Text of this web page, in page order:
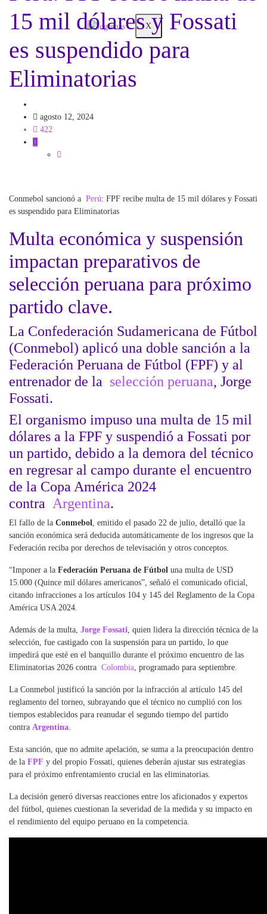
X
15 mil dólares y Fossati
es suspendido para
Eliminatorias
agosto 12, 2024
422
Conmebol sancionó a Perú: FPF recibe multa de 15 mil dólares y Fossati
es suspendido para Eliminatorias
Multa económica y suspensión
impactan preparativos de
selección peruana para próximo
partido clave.
La Confederación Sudamericana de Fútbol
(Conmebol) aplicó una doble sanción a la
Federación Peruana de Fútbol (FPF) y al
entrenador de la selección peruana, Jorge
Fossati.
El organismo impuso una multa de 15 mil
dólares a la FPF y suspendió a Fossati por
un partido, debido a la demora del técnico
en regresar al campo durante el encuentro
de la Copa América 2024
contra
Argentina.
El fallo de la Conmebol, emitido el pasado 22 de julio, detalló que la
sanción económica será deducida automáticamente de los ingresos que la
Federación reciba por derechos de televisación y otros conceptos.
“Imponer a la Federación Peruana de Fútbol una multa de USD
15.000 (Quince mil dólares americanos”, señaló el comunicado oficial,
citando infracciones a los artículos 104 y 145 del Reglamento de la Copa
América USA 2024.
Además de la multa, Jorge Fossati, quien lidera la dirección técnica de la
selección, fue castigado con la suspensión para un partido, lo que
impedirá que esté en el banquillo durante el próximo encuentro de las
Eliminatorias 2026 contra Colombia, programado para septiembre.
La Conmebol justificó la sanción por la infracción al artículo 145 del
reglamento del torneo, subrayando que el técnico no cumplió con los
tiempos establecidos para reanudar el segundo tiempo del partido
contra Argentina.
Esta sanción, que no admite apelación, se suma a la preocupación dentro
de la FPF y del propio Fossati, quienes deberán ajustar sus estrategias
para el próximo enfrentamiento crucial en las eliminatorias.
La decisión generó diversas reacciones entre los aficionados y expertos
del fútbol, quienes cuestionan la severidad de la medida y su impacto en
el rendimiento del equipo peruano en la competencia.